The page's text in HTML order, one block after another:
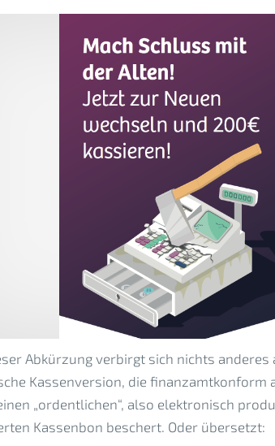
Abkürzung verbirgt sich nichts anderes
Kassenversion, die finanzamtkonform
„ordentlichen“, also elektronisch
Kassenbon beschert. Oder übersetzt: